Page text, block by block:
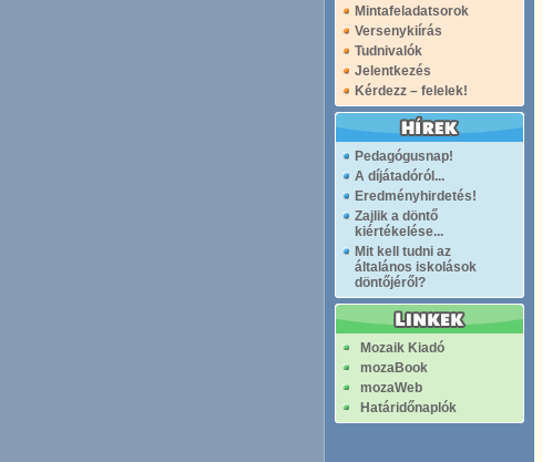
Mintafeladatsorok
Versenykiírás
Tudnivalók
Jelentkezés
Kérdezz – felelek!
Pedagógusnap!
A díjátadóról...
Eredményhirdetés!
Zajlik a döntő
kiértékelése...
Mit kell tudni az
általános iskolások
döntőjéről?
Mozaik Kiadó
mozaBook
mozaWeb
Határidőnaplók